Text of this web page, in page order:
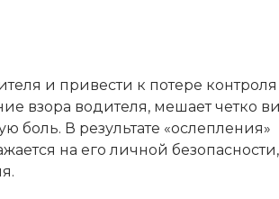
и привести к потере
взора водителя, мешает четко
боль. В результате «ослепления»
на его личной безопасности,